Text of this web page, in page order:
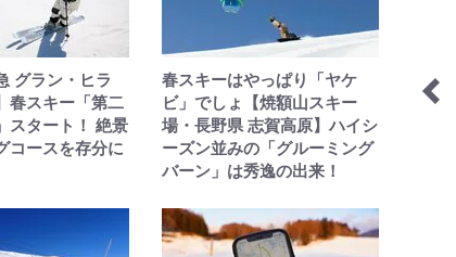
グラン・ヒラ
スキー「第二
スタート！ 絶景
コースを存分に
春スキーはやっぱり「ヤケ
ビ」でしょ【焼額山スキー
場・長野県 志賀高原】ハイシ
ーズン並みの「グルーミング
バーン」は秀逸の出来！
日本で山登りはじめました 越えて国境、迷ってアジア